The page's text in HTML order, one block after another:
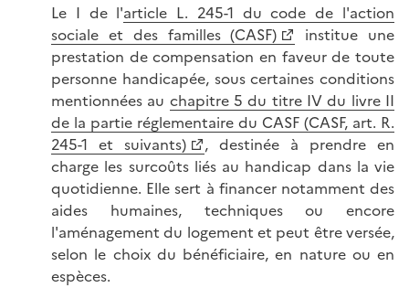
Le I de l'article L. 245-1 du code de l'action
sociale et des familles (CASF)
institue une
prestation de compensation en faveur de toute
personne handicapée, sous certaines conditions
mentionnées au chapitre 5 du titre IV du livre II
de la partie réglementaire du CASF (CASF, art. R.
245-1 et suivants)
, destinée à prendre en
charge les surcoûts liés au handicap dans la vie
quotidienne. Elle sert à financer notamment des
aides humaines, techniques ou encore
l'aménagement du logement et peut être versée,
selon le choix du bénéficiaire, en nature ou en
espèces.